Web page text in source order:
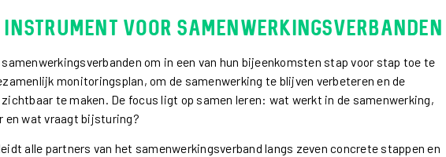
voor samenwerkingsverbanden
om in een van hun bijeenkomsten stap voor stap toe te
monitoringsplan, om de samenwerking te blijven verbeteren en de
te maken. De focus ligt op samen leren: wat werkt in de samenwerking,
en wat vraagt bijsturing?
alle partners van het samenwerkingsverband langs zeven concrete stappen en